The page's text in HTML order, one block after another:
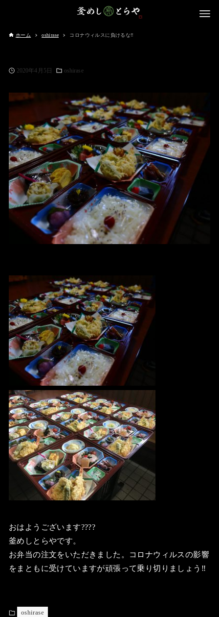
ホーム oshirase コロナウィルスに負けるな‼️
2020年4月5日 oshirase
おはようございます????
釜めしとらやです。
お弁当の注文をいただきました。コロナウィルスの影響
をまともに受けていますが頑張って乗り切りましょう‼️
oshirase